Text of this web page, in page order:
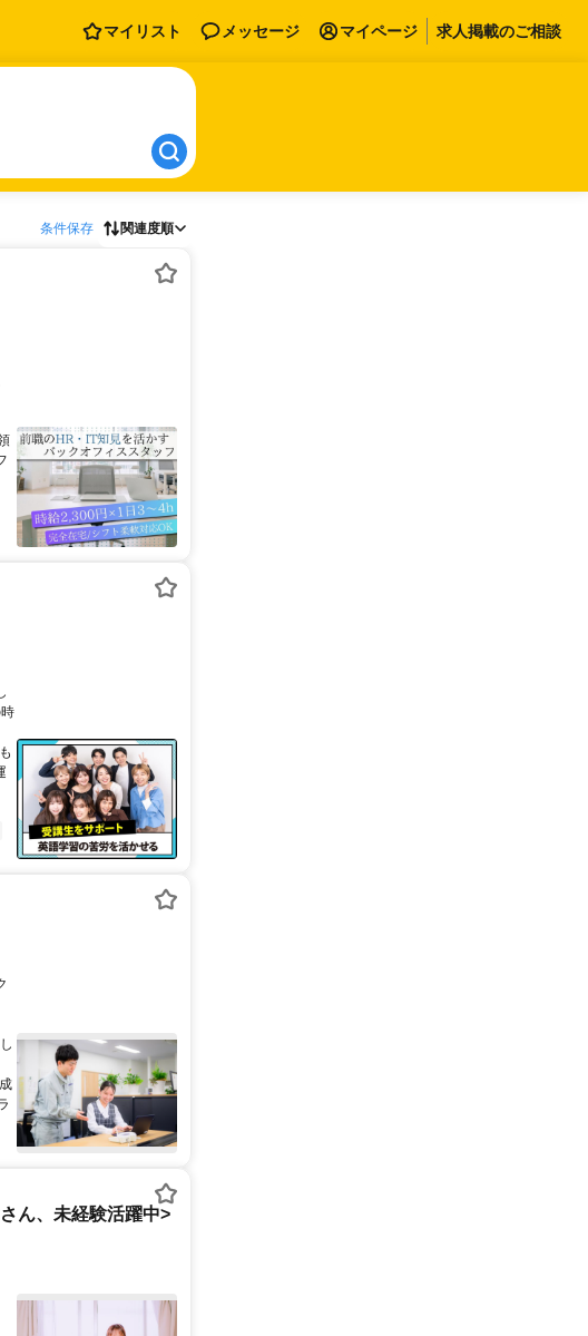
マイリスト メッセージ マイページ 求人掲載のご相談
条件保存 関連度順
ん、未経験活躍中>